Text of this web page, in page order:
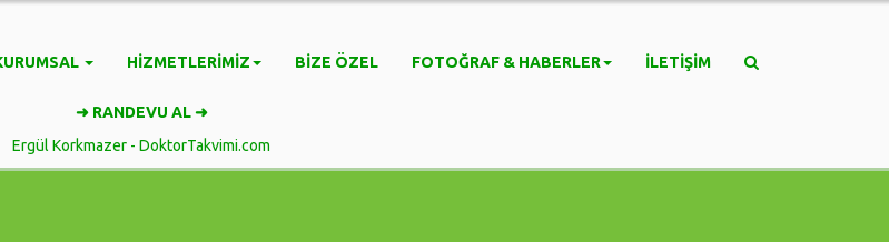
HIZMETLERIMIZ BIZE ÖZEL FOTOĞRAF & HABERLER İLETIŞIM
➜ RANDEVU AL ➜
Ergül Korkmazer - DoktorTakvimi.com